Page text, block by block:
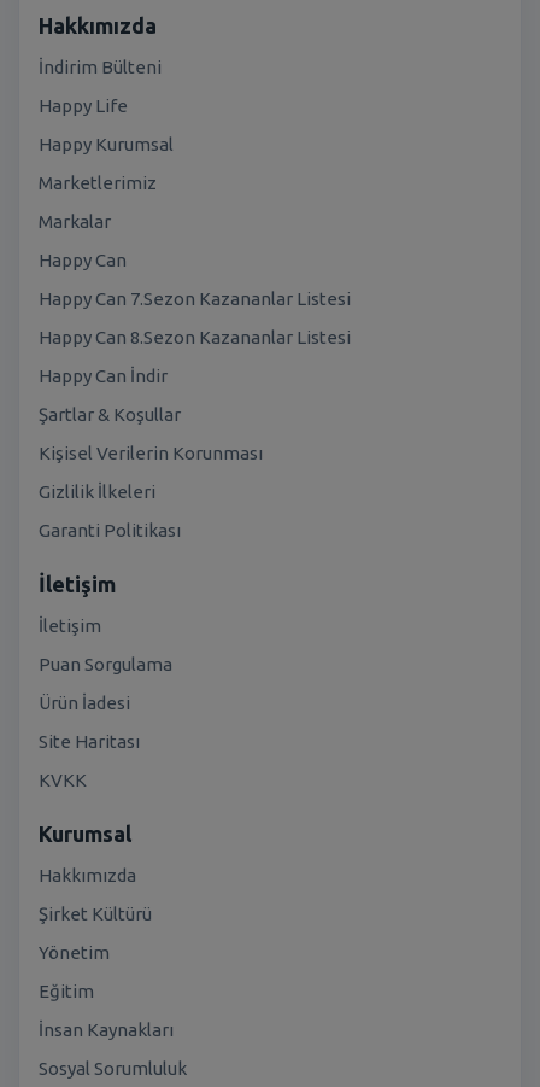
Hakkımızda
İndirim Bülteni
Happy Life
Happy Kurumsal
Marketlerimiz
Markalar
Happy Can
Happy Can 7.Sezon Kazananlar Listesi
Happy Can 8.Sezon Kazananlar Listesi
Happy Can İndir
Şartlar & Koşullar
Kişisel Verilerin Korunması
Gizlilik İlkeleri
Garanti Politikası
İletişim
İletişim
Puan Sorgulama
Ürün İadesi
Site Haritası
KVKK
Kurumsal
Hakkımızda
Şirket Kültürü
Yönetim
Eğitim
İnsan Kaynakları
Sosyal Sorumluluk